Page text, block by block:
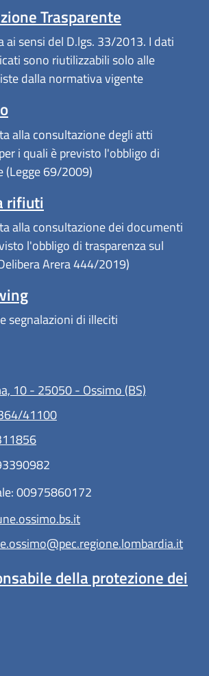
Trasparente
ai sensi del D.lgs. 33/2013. I dati
sono riutilizzabili solo alle
dalla normativa vigente
alla consultazione degli atti
i quali è previsto l'obbligo di
(Legge 69/2009)
rifiuti
alla consultazione dei documenti
l'obbligo di trasparenza sul
Arera 444/2019)
segnalazioni di illeciti
10 - 25050 - Ossimo (BS)
41100
00975860172
della protezione dei